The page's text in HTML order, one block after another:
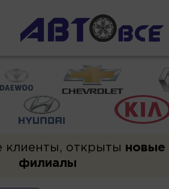
клиенты, открыты новые
филиалы